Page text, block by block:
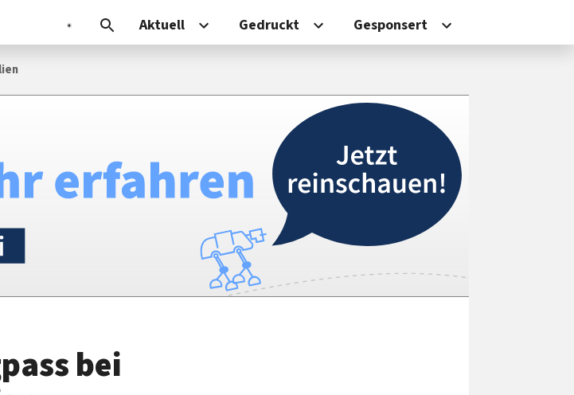
Aktuell Gedruckt Gesponsert
bei